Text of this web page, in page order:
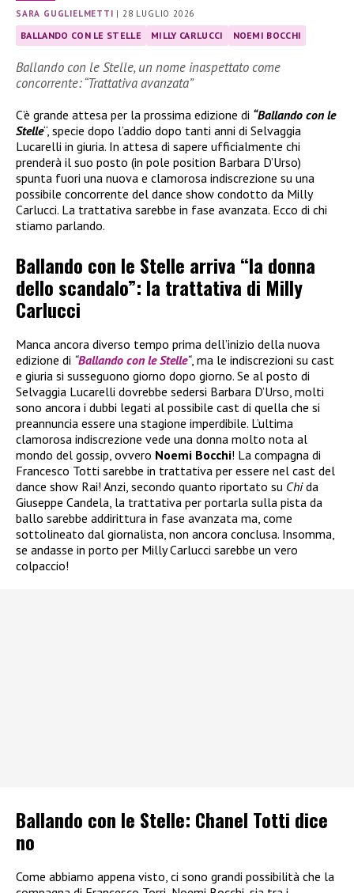
SARA GUGLIELMETTI |28 LUGLIO 2026
BALLANDO CON LE STELLE MILLY CARLUCCI NOEMI BOCCHI
Ballando con le Stelle, un nome inaspettato come
concorrente: “Trattativa avanzata”
C’è grande attesa per la prossima edizione di “Ballando con le
Stelle“, specie dopo l’addio dopo tanti anni di Selvaggia
Lucarelli in giuria. In attesa di sapere ufficialmente chi
prenderà il suo posto (in pole position Barbara D’Urso)
spunta fuori una nuova e clamorosa indiscrezione su una
possibile concorrente del dance show condotto da Milly
Carlucci. La trattativa sarebbe in fase avanzata. Ecco di chi
stiamo parlando.
Ballando con le Stelle arriva “la donna
dello scandalo”: la trattativa di Milly
Carlucci
Manca ancora diverso tempo prima dell’inizio della nuova
edizione di “Ballando con le Stelle“, ma le indiscrezioni su cast
e giuria si susseguono giorno dopo giorno. Se al posto di
Selvaggia Lucarelli dovrebbe sedersi Barbara D’Urso, molti
sono ancora i dubbi legati al possibile cast di quella che si
preannuncia essere una stagione imperdibile. L’ultima
clamorosa indiscrezione vede una donna molto nota al
mondo del gossip, ovvero Noemi Bocchi! La compagna di
Francesco Totti sarebbe in trattativa per essere nel cast del
dance show Rai! Anzi, secondo quanto riportato su Chida
Giuseppe Candela, la trattativa per portarla sulla pista da
ballo sarebbe addirittura in fase avanzata ma, come
sottolineato dal giornalista, non ancora conclusa. Insomma,
se andasse in porto per Milly Carlucci sarebbe un vero
colpaccio!
Ballando con le Stelle: Chanel Totti dice
no
Come abbiamo appena visto, ci sono grandi possibilità che la